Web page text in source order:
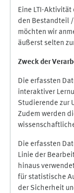
Eine LTI-Aktivität
den Bestandteil
möchten wir
äußerst selten
Zweck der
Die erfassten
interaktiver
Studierende zur
Zudem werden
Die erfassten
Linie der
hinaus
für statistische
der Sicherheit